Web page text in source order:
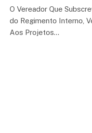
O Vereador Que
do Regimento Interno,
Aos Projetos…